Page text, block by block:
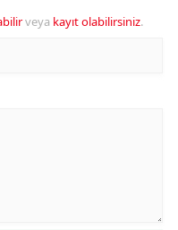
veya kayıt olabilirsiniz.